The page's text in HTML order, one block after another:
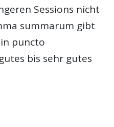
Sessions nicht
summarum gibt
puncto
bis sehr gutes